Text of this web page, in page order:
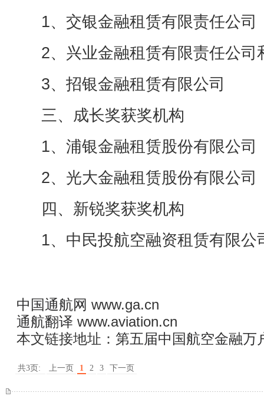
1、交银金融租赁有限责任公司
2、兴业金融租赁有限责任公司
3、招银金融租赁有限公司
三、成长奖获奖机构
1、浦银金融租赁股份有限公司
2、光大金融租赁股份有限公司
四、新锐奖获奖机构
1、中民投航空融资租赁有限公
中国通航网 www.ga.cn
通航翻译 www.aviation.cn
本文链接地址： 第五届中国航空金融万
共3页: 上一页 1 2 3 下一页